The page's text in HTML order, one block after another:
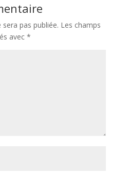
pas publiée. Les champs
avec *